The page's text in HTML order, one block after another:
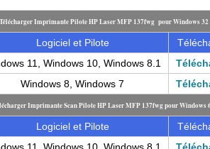
Télécharger Imprimante Pilote HP Laser MFP 137fwg pour Windows
Logiciel et Pilote
11, Windows 10, Windows 8.1
Windows 8, Windows 7
Imprimante Scan Pilote HP Laser MFP 137fwg pour Windows
Logiciel et Pilote
11, Windows 10, Windows 8.1